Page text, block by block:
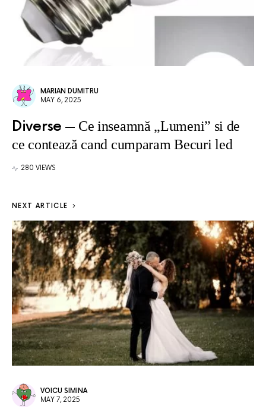
MARIAN DUMITRU
MAY 6, 2025
Diverse
Ce inseamnă „Lumeni” si de
ce contează cand cumparam Becuri led
280 VIEWS
NEXT ARTICLE
VOICU SIMINA
MAY 7, 2025